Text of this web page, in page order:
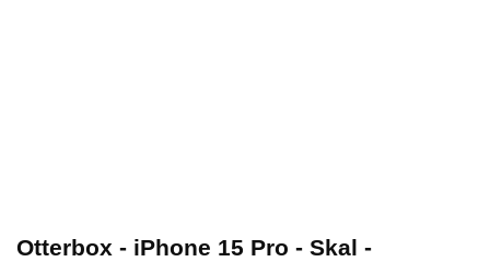
Otterbox - iPhone 15 Pro - Skal -